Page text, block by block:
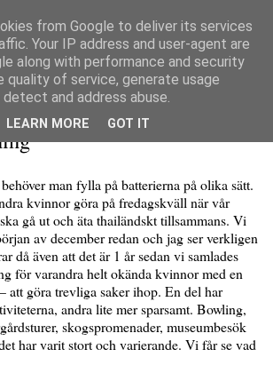
man fylla på batterierna på olika sätt.
kvinnor göra på fredagskväll när vår
gå ut och äta thailändskt tillsammans. Vi
av december redan och jag ser verkligen
då även att det är 1 år sedan vi samlades
för varandra helt okända kvinnor med en
att göra trevliga saker ihop. En del har
andra lite mer sparsamt. Bowling,
skogspromenader, museumbesök
har varit stort och varierande. Vi får se vad
from Google to deliver its services
Your IP address and user-agent are
along with performance and security
quality of service, generate usage
and address abuse.
LEARN MORE GOT IT